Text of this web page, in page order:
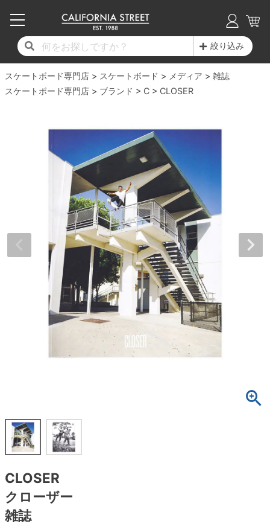
絞り込み
スケートボード専門店 スケートボード メディア
雑誌
スケートボード専門店
ブランド C CLOSER
CLOSER
クローザー
雑誌
17時までのご注文は当日発送！
11,000円以上で送料無料！
毎月1日はポイント5倍！10日と20日は3倍！
17時までのご注文は当日発送！
11,000円以上で送料無料！
毎月1日はポイント5倍！10日と20日は3倍！
デッキブランド一覧（全てのデッキ）
サイズからデッキを選ぶ
子供用デッキ
7.0inch以下
7.7inch
8.4inch
8.5inch
8.6inch
17時までのご注文は当日発送！
11,000円以上で送料無料！
毎月1日はポイント5倍！10日と20日は3倍！
トラックブランド一覧（全てのトラック）
適合デッキサイズから選ぶ
7.0inch以下
7.2inch
7.8inch
8.5inch
8.6inch
8.7inch
17時までのご注文は当日発送！
11,000円以上で送料無料！
毎月1日はポイント5倍！10日と20日は3倍！
ウィールブランド一覧（全てのウィール）
ウィールをサイズから選ぶ
50mm
51mm
56mm
64mm
65mm
70mm
スピットファイヤー F4（フォーミュラフォ
ボーンズ XF（エックスフォーミュラ）
ボーンズ STF（エスティーエフ）
パウエルペラルタ DF（ドラゴンフォーミュ
ソフトウィール（クルーザー）
ベアリング
デッキテープ
ボルト
パーツ・その他
足回りセット（トラック・ウィールセット）
練習用アイテム（初心者におすすめ）
スケートケース・バッグ
メディア（雑誌・DVD・CD）
17時までのご注文は当日発送！
11,000円以上で送料無料！
毎月1日はポイント5倍！10日と20日は3倍！
シューズをサイズから選ぶ
20cm
21cm
24cm
27.5cm
28cm
28.5cm
シューレース・その他
17時までのご注文は当日発送！
11,000円以上で送料無料！
毎月1日はポイント5倍！10日と20日は3倍！
ジャケット
トレーナー・セーター
パンツ
ショーツ
長袖ボタンシャツ
7分袖シャツ・ラグラン
キャップ
ソックス
アンダーウエア
17時までのご注文は当日発送！
11,000円以上で送料無料！
毎月1日はポイント5倍！10日と20日は3倍！
17時までのご注文は当日発送！
11,000円以上で送料無料！
毎月1日はポイント5倍！10日と20日は3倍！
スタッフおすすめアイテム
ブランド紹介
INFO
スケートパーク情報
17時までのご注文は当日発送！
11,000円以上で送料無料！
毎月1日はポイント5倍！10日と20日は3倍！
スタッフ紹介
カリフォルニアストリートの歴史
プライバシーポリシー
特定商取引法に基づく表記